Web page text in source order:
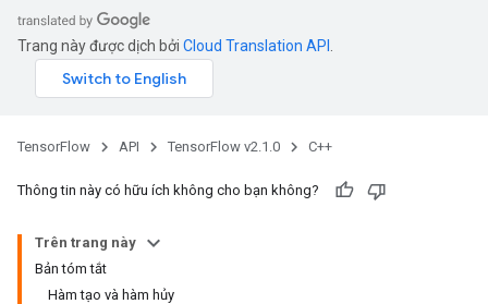
Trang này được dịch bởi Cloud Translation API
TensorFlow API TensorFlow v2.1.0 C++
Thông tin này có hữu ích không cho bạn không?
Trên trang này
Bản tóm tắt
Hàm tạo và hàm hủy